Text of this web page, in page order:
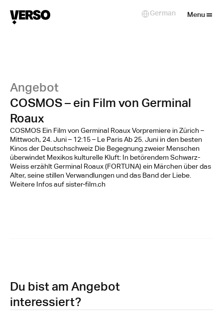
Angebot
COSMOS – ein Film von Germinal
Roaux
COSMOS Ein Film von Germinal Roaux Vorpremiere in Zürich –
Mittwoch, 24. Juni – 12:15 – Le Paris Ab 25. Juni in den besten
Kinos der Deutschschweiz Die Begegnung zweier Menschen
überwindet Mexikos kulturelle Kluft: In betörendem Schwarz-
Weiss erzählt Germinal Roaux (FORTUNA) ein Märchen über das
Alter, seine stillen Verwandlungen und das Band der Liebe.
Weitere Infos auf sister-film.ch
Du bist am Angebot
interessiert?
Menu
Select Language
German